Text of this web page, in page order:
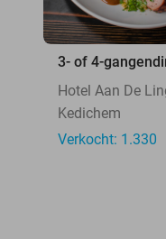
3- of 4-
Hotel Aan De
Kedichem
Verkocht: 1.330